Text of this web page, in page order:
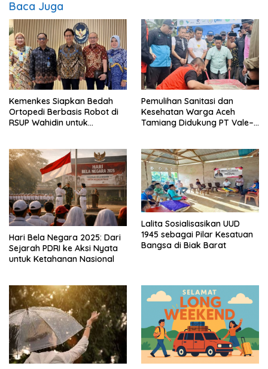
Baca Juga
Kemenkes Siapkan Bedah
Ortopedi Berbasis Robot di
RSUP Wahidin untuk
Pemulihan Sanitasi dan
Kesehatan Warga Aceh
Tamiang Didukung PT Vale–
Hari Bela Negara 2025: Dari
Sejarah PDRI ke Aksi Nyata
untuk Ketahanan Nasional
Lalita Sosialisasikan UUD
1945 sebagai Pilar Kesatuan
Bangsa di Biak Barat